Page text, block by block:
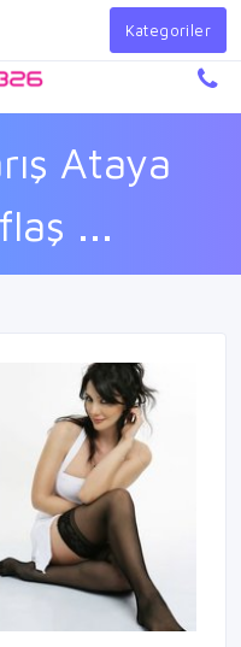
Giriş Yap
Ataya
...
Kategoriler